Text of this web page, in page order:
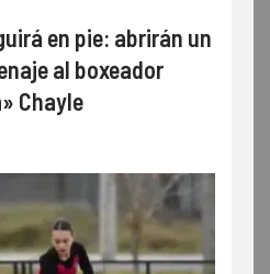
en pie: abrirán un
al boxeador
Chayle